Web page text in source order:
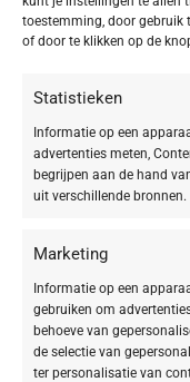
toestemming, door gebruik
of door te klikken op de
Statistieken
Informatie op een
advertenties meten,
begrijpen aan de hand
uit verschillende bronnen.
Marketing
Informatie op een
gebruiken om
behoeve van
de selectie van
ter personalisatie van
ruwheid en
maar multi-
van je epidermis
zichtbaar
van binnenuit ondersteunt.
geconcentreerd47,5%
krachtige complex werkt
te herstellen, waardoor je
perfect gehydrateerd